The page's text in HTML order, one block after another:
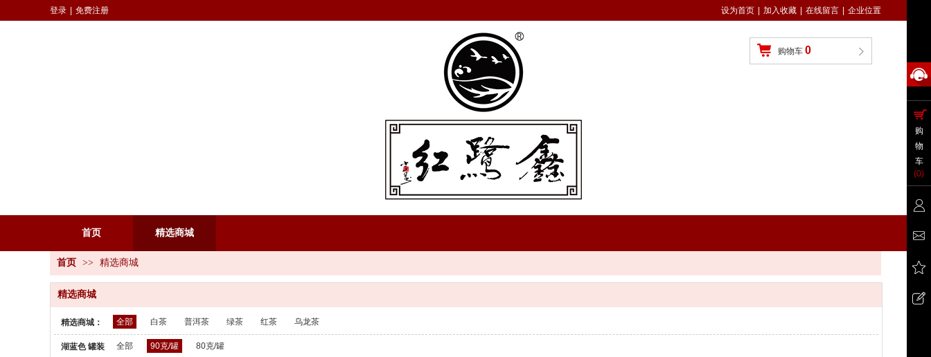
购物车 0
登录 免费注册 设为首页 加入收藏 在线留言 企业位置
首页 精选商城
首页 >> 精选商城
精选商城
精选商城： 全部 白茶 普洱茶 绿茶 红茶 乌龙茶
湖蓝色 罐装 全部 90克/罐 80克/罐
购
物
车
(0)